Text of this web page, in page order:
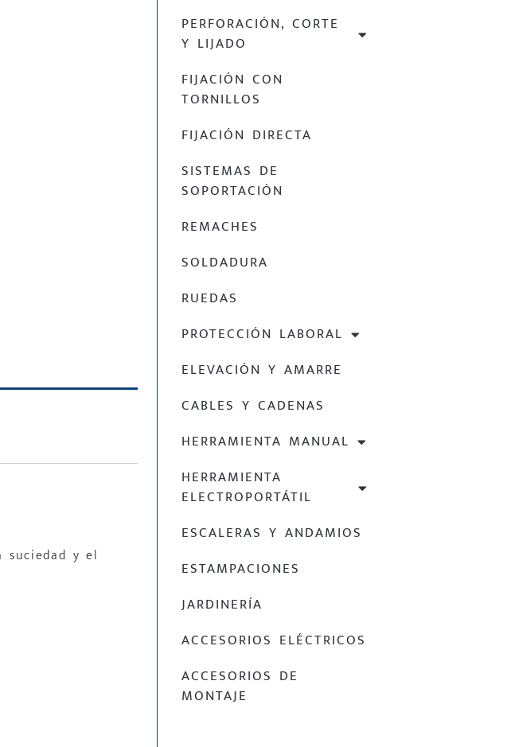
y el
PERFORACIÓN, CORTE
Y LIJADO
FIJACIÓN CON
TORNILLOS
FIJACIÓN DIRECTA
SISTEMAS DE
SOPORTACIÓN
REMACHES
SOLDADURA
RUEDAS
PROTECCIÓN LABORAL
ELEVACIÓN Y AMARRE
CABLES Y CADENAS
HERRAMIENTA MANUAL
HERRAMIENTA
ELECTROPORTÁTIL
ESCALERAS Y ANDAMIOS
ESTAMPACIONES
JARDINERÍA
ACCESORIOS ELÉCTRICOS
ACCESORIOS DE
MONTAJE